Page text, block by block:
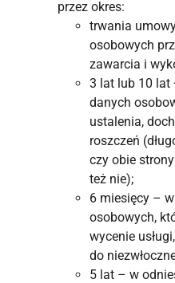
przez okres:
trwania
osobowych
zawarcia i
3 lat lub 10 lat
danych
ustalenia,
roszczeń
czy obie
też nie);
6 miesięcy –
osobowych,
wycenie
do
5 lat – w